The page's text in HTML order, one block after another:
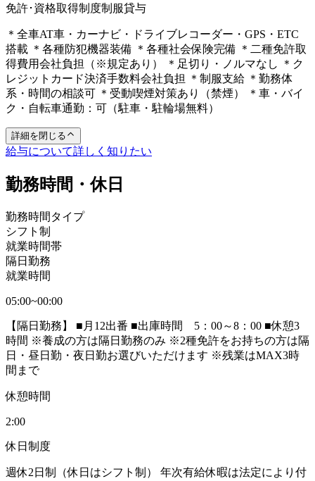
免許･資格取得制度制服貸与
＊全車AT車・カーナビ・ドライブレコーダー・GPS・ETC
搭載 ＊各種防犯機器装備 ＊各種社会保険完備 ＊二種免許取
得費用会社負担（※規定あり） ＊足切り・ノルマなし ＊ク
レジットカード決済手数料会社負担 ＊制服支給 ＊勤務体
系・時間の相談可 ＊受動喫煙対策あり（禁煙） ＊車・バイ
ク・自転車通勤：可（駐車・駐輪場無料）
詳細を閉じる
給与について詳しく知りたい
勤務時間・休日
勤務時間タイプ
シフト制
就業時間帯
隔日勤務
就業時間
05:00~00:00
【隔日勤務】 ■月12出番 ■出庫時間 5：00～8：00 ■休憩3
時間 ※養成の方は隔日勤務のみ ※2種免許をお持ちの方は隔
日・昼日勤・夜日勤お選びいただけます ※残業はMAX3時
間まで
休憩時間
2:00
休日制度
週休2日制（休日はシフト制） 年次有給休暇は法定により付